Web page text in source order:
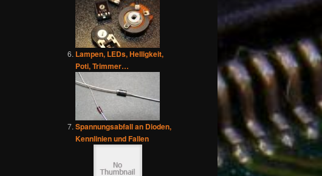
Lampen, LEDs, Helligkeit,
Poti, Trimmer…
Spannungsabfall an Dioden,
Kennlinien und Fallen